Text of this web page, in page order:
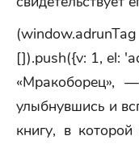
[]).push({v: 1, el:
«Мракоборец»,
улыбнувшись и
книгу, в